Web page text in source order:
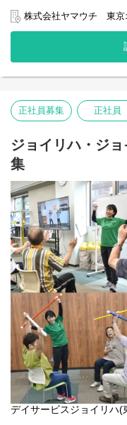
ョン』にて、
管理者として店舗の管理
利用者様への訪問介護な
現場のリーダーとなる重
・訪問介護計画書の作成
・ヘルパースタッフへの
・利用者様への訪問介護
・その他店舗運営業務 な
株式会社ヤマウチ 東京
正社員募集 正社員
ジョイリハ・ジ
集
デイサービスジョイリハ(